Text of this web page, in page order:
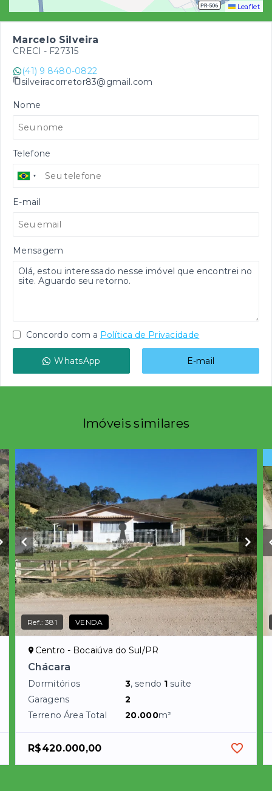
Leaflet
Marcelo Silveira
CRECI - F27315
(41) 9 8480-0822
silveiracorretor83@gmail.com
Nome
Telefone
E-mail
Mensagem
Concordo com a Política de Privacidade
WhatsApp E-mail
Imóveis similares
Ref.:381 VENDA
Centro - Bocaiúva do Sul/PR
Chácara
Dormitórios 3, sendo 1 suíte
Garagens
2
Terreno Área Total
20.000m²
R$420.000,00